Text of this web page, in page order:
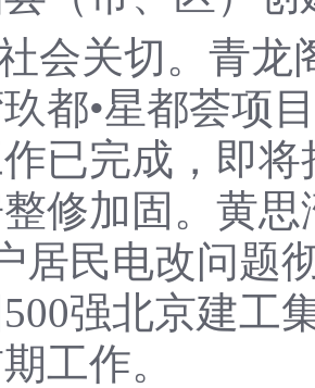
会关切。青龙
都•星都荟项
已完成，即
修加固。黄
居民电改问题
强北京建工
工作。